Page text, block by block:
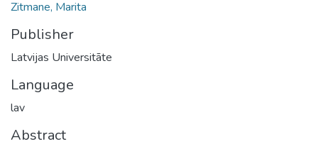
Zitmane, Marita
Publisher
Latvijas Universitāte
Language
lav
Abstract